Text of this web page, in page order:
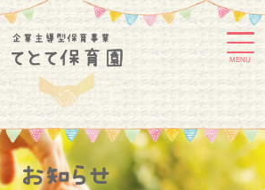
MENU
お知らせ